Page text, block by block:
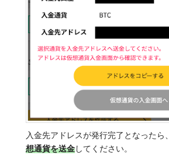
入金先アドレスが発行完了となったら、
想通貨を送金してください。